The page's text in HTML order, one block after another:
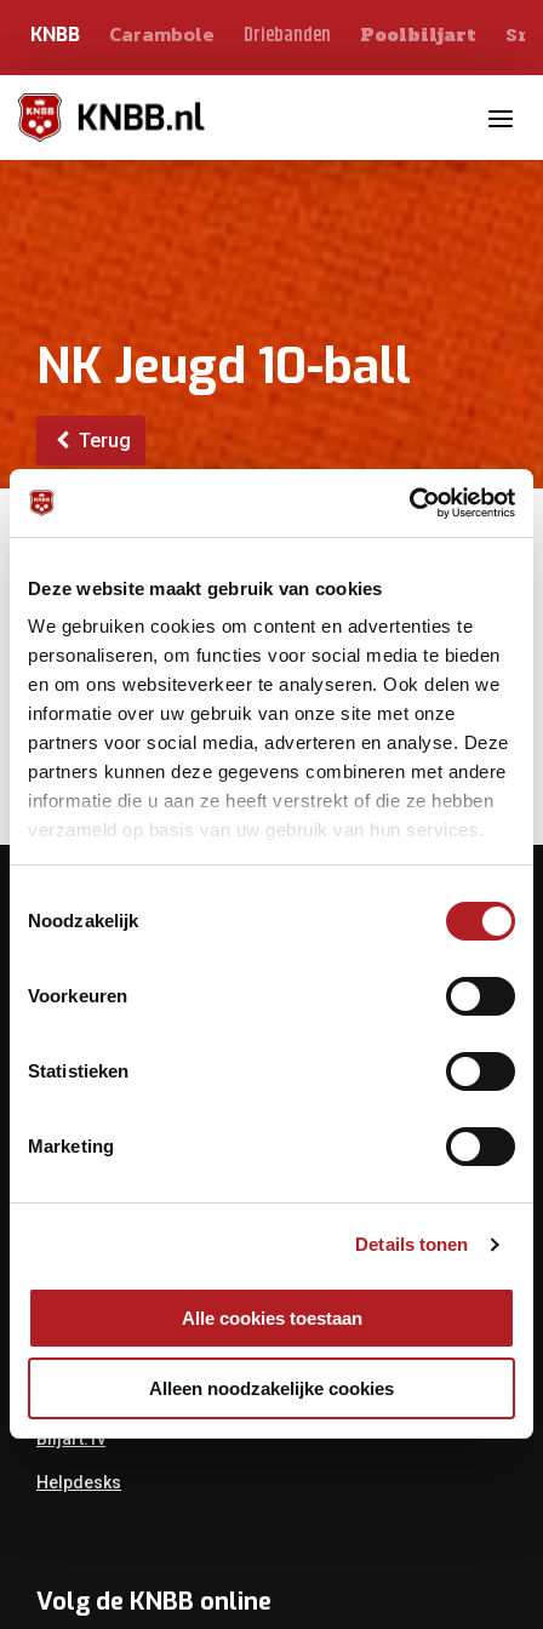
Deze website maakt gebruik van cookies
We gebruiken cookies om content en advertenties te
personaliseren, om functies voor social media te bieden
en om ons websiteverkeer te analyseren. Ook delen we
informatie over uw gebruik van onze site met onze
partners voor social media, adverteren en analyse. Deze
partners kunnen deze gegevens combineren met andere
informatie die u aan ze heeft verstrekt of die ze hebben
verzameld op basis van uw gebruik van hun services.
Noodzakelijk
Voorkeuren
Statistieken
Marketing
Details tonen
Alle cookies toestaan
Alleen noodzakelijke cookies
KNBB Carambole Driebanden Poolbiljart
NK Jeugd 10-ball
Terug
Einddatum:
28 december 2024 - 18:00
Poolbiljart
Contactgegevens
KNBB.nl is hèt verenigingsplatform van de
Over De KNBB
Biljart.tv
Helpdesks
Volg de KNBB online